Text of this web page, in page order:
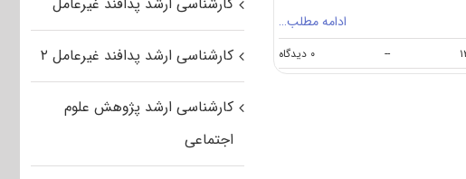
ادامه مطلب…
-- ۰ دیدگاه
on
پذیرش
کارشناسی ارشد پدافند غیرعامل ۲
کارشناسی ارشد پژوهش علوم
اجتماعی